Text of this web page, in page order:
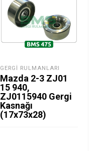
GERGI RULMANLARI
Mazda 2-3 ZJ01
15 940,
ZJ0115940 Gergi
Kasnağı
(17x73x28)